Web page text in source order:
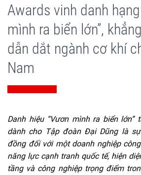
Awards vinh danh
mình ra biển lớn”,
dẫn dắt ngành cơ khí
Nam
Danh hiệu “Vươn mình ra biển lớn”
dành cho Tập đoàn Đại Dũng là
đồng đối với một doanh nghiệp
năng lực cạnh tranh quốc tế, hiện
tầng và công nghiệp trọng điểm